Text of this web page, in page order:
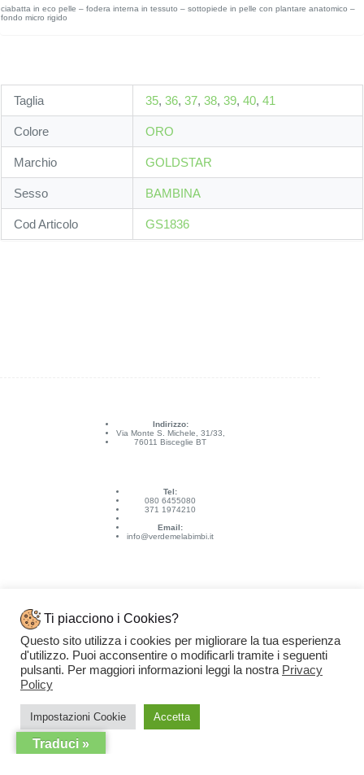
ciabatta in eco pelle – fodera interna in tessuto – sottopiede in pelle con plantare anatomico –
fondo micro rigido
Taglia 35, 36, 37, 38, 39, 40, 41
Colore ORO
Marchio GOLDSTAR
Sesso BAMBINA
Cod Articolo GS1836
Indirizzo:
Via Monte S. Michele, 31/33,
76011 Bisceglie BT
Tel:
080 6455080
371 1974210
Email:
info@verdemelabimbi.it
Link Utili
Spedizioni e pagamenti
Condizioni di vendita
Ti piacciono i Cookies?
Questo sito utilizza i cookies per migliorare la tua esperienza
d'utilizzo. Puoi acconsentire o modificarli tramite i seguenti
pulsanti. Per maggiori informazioni leggi la nostra Privacy
Policy
Impostazioni Cookie Accetta
Traduci »